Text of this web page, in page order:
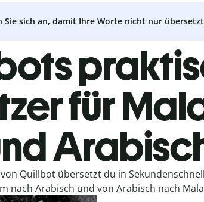
sich an, damit Ihre Worte nicht nur
für
Quillbot übersetzt du in
nach Arabisch und von Arabisch nach